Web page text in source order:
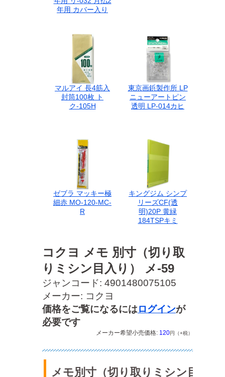
コクヨ メモ 別寸（切り取
りミシン目入り） メ-59
ジャンコード: 4901480075105
メーカー: コクヨ
価格をご覧になるにはログインが
必要です
メーカー希望小売価格: 120円（+税）
メモ別寸（切り取りミシン目
年用 カバー入り
マルアイ 長4筋入
封筒100枚 ト
ク-105H
東京画鋲製作所 LP
ニューアートピン
透明 LP-014カヒ
ゼブラ マッキー極
細赤 MO-120-MC-
R
キングジム シンプ
リーズCF(透
明)20P 黄緑
184TSPキミ